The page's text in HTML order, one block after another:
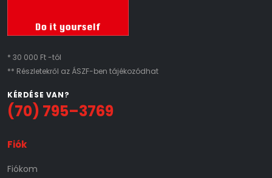
* 30 000 Ft -tól
** Részletekről az ÁSZF-ben tájékozódhat
KÉRDÉSE VAN?
(70) 795–3769
Fiók
Fiókom